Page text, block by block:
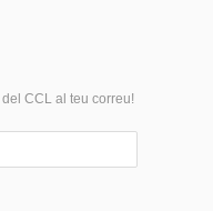
CCL al teu correu!